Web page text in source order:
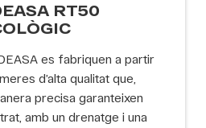
RT50
es fabriquen a partir
d’alta qualitat que,
precisa garanteixen
amb un drenatge i una